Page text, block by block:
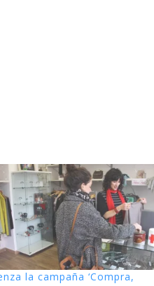
la campaña ‘Compra,